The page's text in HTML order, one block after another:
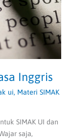
Inggris
ui, Materi SIMAK
SIMAK UI dan
saja,